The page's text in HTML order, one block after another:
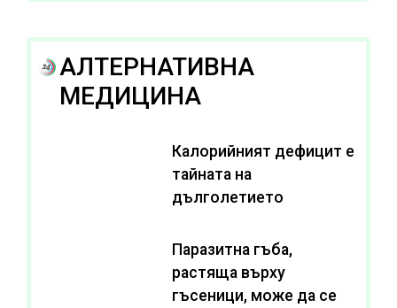
АЛТЕРНАТИВНА
МЕДИЦИНА
Калорийният дефицит е
тайната на
дълголетието
Паразитна гъба,
растяща върху
гъсеници, може да се